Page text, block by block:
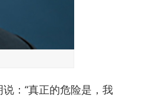
：“真正的危险是，我